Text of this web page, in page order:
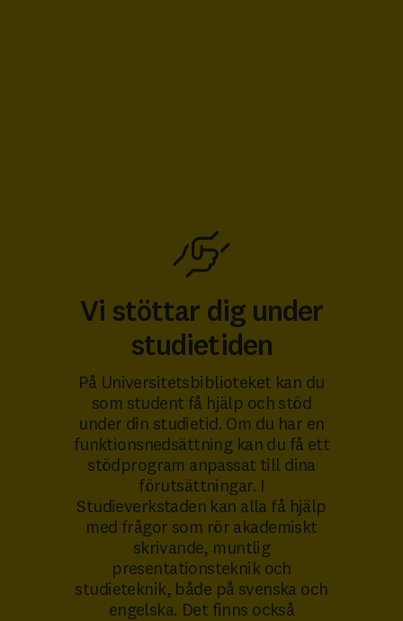
Vi stöttar dig under
studietiden
På Universitetsbiblioteket kan du
som student få hjälp och stöd
under din studietid. Om du har en
funktionsnedsättning kan du få ett
stödprogram anpassat till dina
förutsättningar. I
Studieverkstaden kan alla få hjälp
med frågor som rör akademiskt
skrivande, muntlig
presentationsteknik och
studieteknik, både på svenska och
engelska. Det finns också